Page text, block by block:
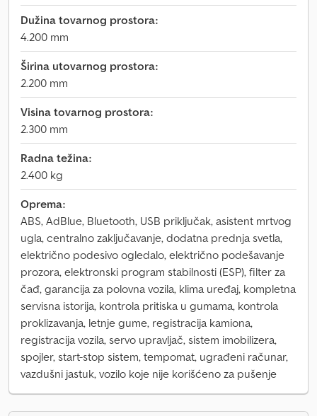
Dužina tovarnog prostora:
4.200 mm
Širina utovarnog prostora:
2.200 mm
Visina tovarnog prostora:
2.300 mm
Radna težina:
2.400 kg
Oprema:
ABS, AdBlue, Bluetooth, USB priključak, asistent mrtvog
ugla, centralno zaključavanje, dodatna prednja svetla,
električno podesivo ogledalo, električno podešavanje
prozora, elektronski program stabilnosti (ESP), filter za
čađ, garancija za polovna vozila, klima uređaj, kompletna
servisna istorija, kontrola pritiska u gumama, kontrola
proklizavanja, letnje gume, registracija kamiona,
registracija vozila, servo upravljač, sistem imobilizera,
spojler, start-stop sistem, tempomat, ugrađeni računar,
vazdušni jastuk, vozilo koje nije korišćeno za pušenje